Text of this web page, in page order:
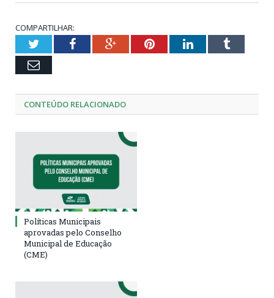
COMPARTILHAR:
TwitterFacebookGoogle+PinterestLinkedInTumblr
Email
CONTEÚDO RELACIONADO
Políticas Municipais
aprovadas pelo Conselho
Municipal de Educação
(CME)